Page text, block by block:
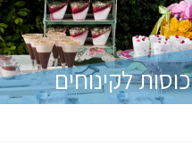
כוסות לקינוחים